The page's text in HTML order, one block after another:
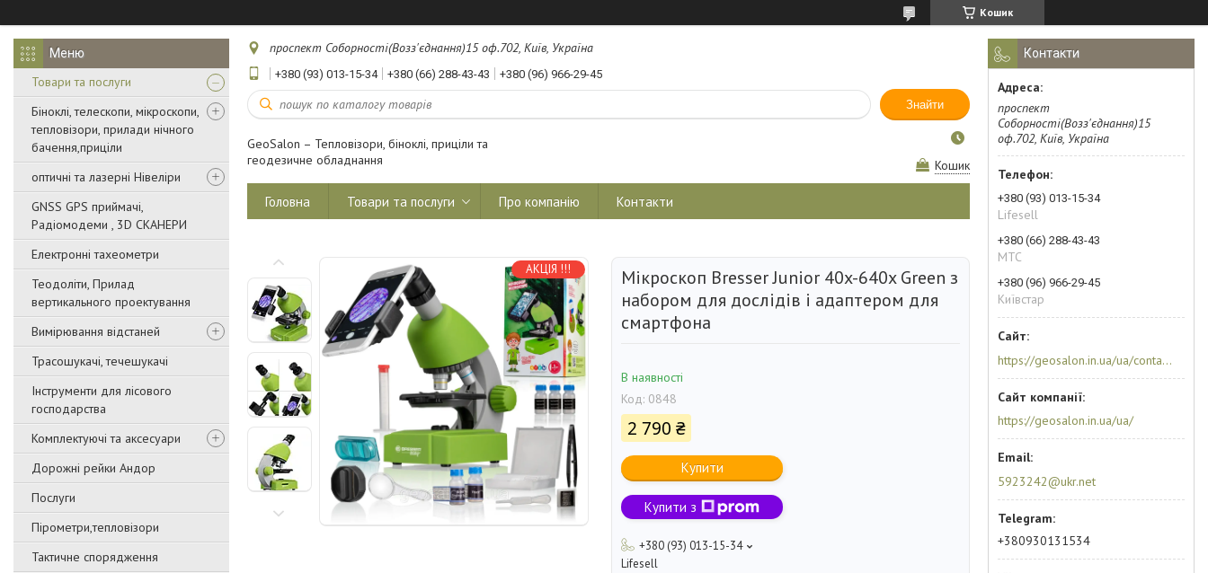
Кошик
Товари та послуги
Біноклі, телескопи, мікроскопи,
тепловізори, прилади нічного
бачення,приціли
оптичні та лазерні Нівеліри
GNSS GPS приймачі,
Радіомодеми , 3D СКАНЕРИ
Електронні тахеометри
Теодоліти, Прилад
вертикального проектування
Вимірювання відстаней
Трасошукачі, течешукачі
Інструменти для лісового
господарства
Комплектуючі та аксесуари
Дорожні рейки Андор
Послуги
Пірометри,тепловізори
Тактичне спорядження
проспект Соборності(Возз'єднання)15 оф.702, Київ, Україна
+380 (93) 013-15-34 +380 (66) 288-43-43 +380 (96) 966-29-45
Знайти
GeoSalon – Тепловізори, біноклі, приціли та
геодезичне обладнання
Кошик
Головна Товари та послуги Про компанію Контакти
АКЦІЯ !!!
Мікроскоп Bresser Junior 40x-640x Green з
набором для дослідів і адаптером для
смартфона
В наявності
Код: 0848
2 790 ₴
Купити
Купити з
+380 (93) 013-15-34
Lifesell
Контакти
проспект
Соборності(Возз'єднання)15
оф.702, Київ, Україна
+380 (93) 013-15-34
Lifesell
+380 (66) 288-43-43
МТС
+380 (96) 966-29-45
Київстар
https://geosalon.in.ua/ua/contacts
https://geosalon.in.ua/ua/
5923242@ukr.net
+380930131534